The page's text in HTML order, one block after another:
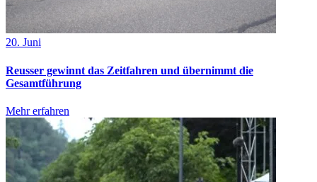
20. Juni
Reusser gewinnt das Zeitfahren und übernimmt die
Gesamtführung
Mehr erfahren